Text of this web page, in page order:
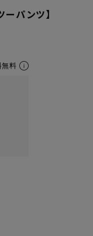
パンツ】
無料